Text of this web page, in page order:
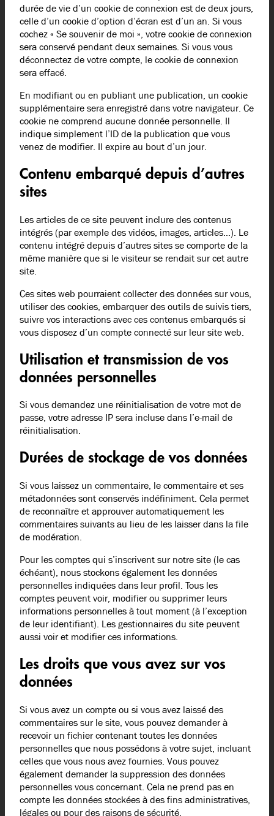
durée de vie d’un cookie de connexion est de deux jours,
celle d’un cookie d’option d’écran est d’un an. Si vous
cochez « Se souvenir de moi », votre cookie de connexion
sera conservé pendant deux semaines. Si vous vous
déconnectez de votre compte, le cookie de connexion
sera effacé.
En modifiant ou en publiant une publication, un cookie
supplémentaire sera enregistré dans votre navigateur. Ce
cookie ne comprend aucune donnée personnelle. Il
indique simplement l’ID de la publication que vous
venez de modifier. Il expire au bout d’un jour.
Contenu embarqué depuis d’autres
sites
Les articles de ce site peuvent inclure des contenus
intégrés (par exemple des vidéos, images, articles…). Le
contenu intégré depuis d’autres sites se comporte de la
même manière que si le visiteur se rendait sur cet autre
site.
Ces sites web pourraient collecter des données sur vous,
utiliser des cookies, embarquer des outils de suivis tiers,
suivre vos interactions avec ces contenus embarqués si
vous disposez d’un compte connecté sur leur site web.
Utilisation et transmission de vos
données personnelles
Si vous demandez une réinitialisation de votre mot de
passe, votre adresse IP sera incluse dans l’e-mail de
réinitialisation.
Durées de stockage de vos données
Si vous laissez un commentaire, le commentaire et ses
métadonnées sont conservés indéfiniment. Cela permet
de reconnaître et approuver automatiquement les
commentaires suivants au lieu de les laisser dans la file
de modération.
Pour les comptes qui s’inscrivent sur notre site (le cas
échéant), nous stockons également les données
personnelles indiquées dans leur profil. Tous les
comptes peuvent voir, modifier ou supprimer leurs
informations personnelles à tout moment (à l’exception
de leur identifiant). Les gestionnaires du site peuvent
aussi voir et modifier ces informations.
Les droits que vous avez sur vos
données
Si vous avez un compte ou si vous avez laissé des
commentaires sur le site, vous pouvez demander à
recevoir un fichier contenant toutes les données
personnelles que nous possédons à votre sujet, incluant
celles que vous nous avez fournies. Vous pouvez
également demander la suppression des données
personnelles vous concernant. Cela ne prend pas en
compte les données stockées à des fins administratives,
légales ou pour des raisons de sécurité.